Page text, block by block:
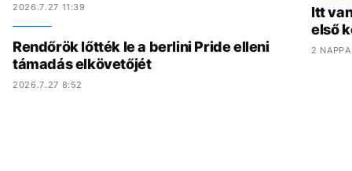
2026.7.27 11:39
Rendőrök lőtték le a berlini Pride elleni
támadás elkövetőjét
2026.7.27 8:52
Itt
első
2